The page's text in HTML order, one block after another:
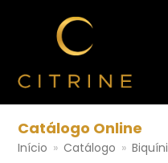
Catálogo Online
Início » Catálogo » Biquíni